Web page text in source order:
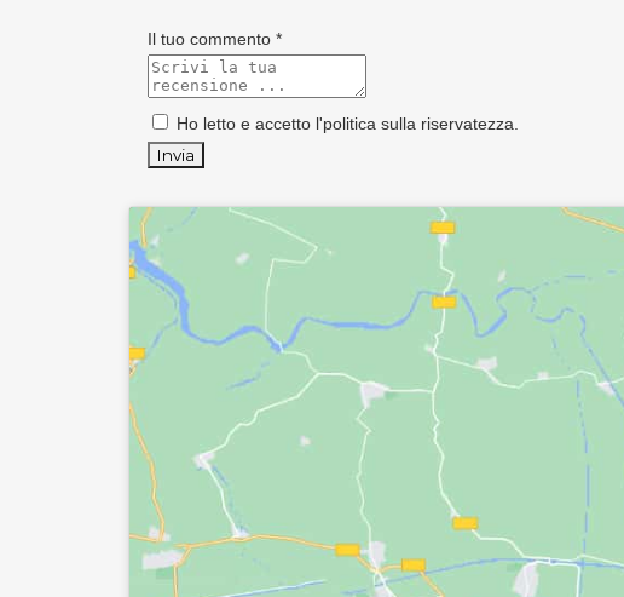
Il tuo commento *
Ho letto e accetto l'politica sulla riservatezza